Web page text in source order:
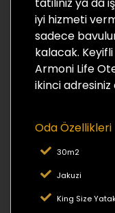
iyi hizmeti
sadece
kalacak.
Armoni Life
ikinci adresiniz
Oda Özellikleri
30m2
Jakuzi
King Size